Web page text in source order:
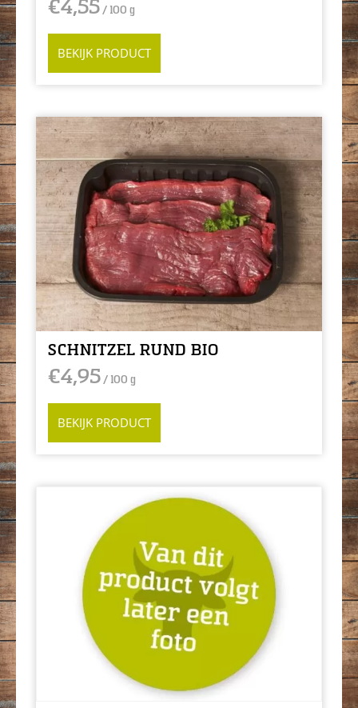
€4,55/ 100 g
BEKIJK PRODUCT
SCHNITZEL RUND BIO
€4,95/ 100 g
BEKIJK PRODUCT